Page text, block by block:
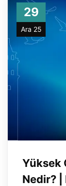
29
Ara 25
Yüksek
Nedir? |